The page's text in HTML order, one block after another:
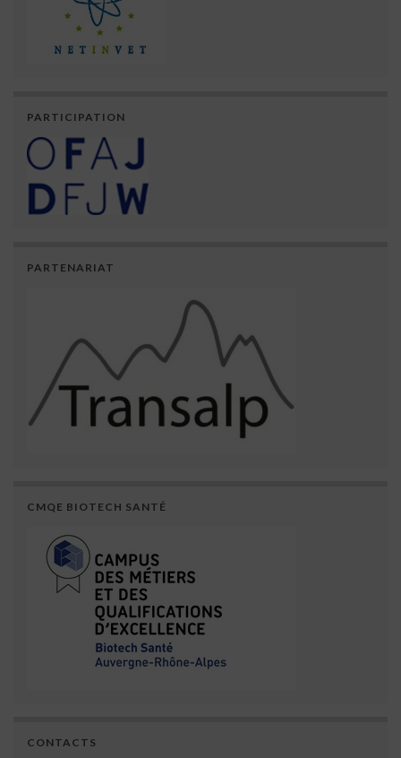
PARTICIPATION
PARTENARIAT
CMQE BIOTECH SANTÉ
CONTACTS